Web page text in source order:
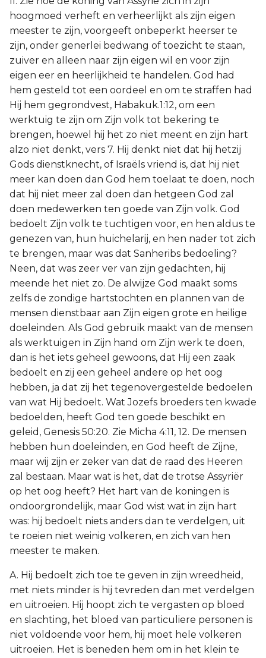
hoogmoed verheft en verheerlijkt als zijn eigen
meester te zijn, voorgeeft onbeperkt heerser te
zijn, onder generlei bedwang of toezicht te staan,
zuiver en alleen naar zijn eigen wil en voor zijn
eigen eer en heerlijkheid te handelen. God had
hem gesteld tot een oordeel en om te straffen had
Hij hem gegrondvest, Habakuk.1:12, om een
werktuig te zijn om Zijn volk tot bekering te
brengen, hoewel hij het zo niet meent en zijn hart
alzo niet denkt, vers 7. Hij denkt niet dat hij hetzij
Gods dienstknecht, of Israëls vriend is, dat hij niet
meer kan doen dan God hem toelaat te doen, noch
dat hij niet meer zal doen dan hetgeen God zal
doen medewerken ten goede van Zijn volk. God
bedoelt Zijn volk te tuchtigen voor, en hen aldus te
genezen van, hun huichelarij, en hen nader tot zich
te brengen, maar was dat Sanheribs bedoeling?
Neen, dat was zeer ver van zijn gedachten, hij
meende het niet zo. De alwijze God maakt soms
zelfs de zondige hartstochten en plannen van de
mensen dienstbaar aan Zijn eigen grote en heilige
doeleinden. Als God gebruik maakt van de mensen
als werktuigen in Zijn hand om Zijn werk te doen,
dan is het iets geheel gewoons, dat Hij een zaak
bedoelt en zij een geheel andere op het oog
hebben, ja dat zij het tegenovergestelde bedoelen
van wat Hij bedoelt. Wat Jozefs broeders ten kwade
bedoelden, heeft God ten goede beschikt en
geleid, Genesis 50:20. Zie Micha 4:11, 12. De mensen
hebben hun doeleinden, en God heeft de Zijne,
maar wij zijn er zeker van dat de raad des Heeren
zal bestaan. Maar wat is het, dat de trotse Assyriër
op het oog heeft? Het hart van de koningen is
ondoorgrondelijk, maar God wist wat in zijn hart
was: hij bedoelt niets anders dan te verdelgen, uit
te roeien niet weinig volkeren, en zich van hen
meester te maken.
A. Hij bedoelt zich toe te geven in zijn wreedheid,
met niets minder is hij tevreden dan met verdelgen
en uitroeien. Hij hoopt zich te vergasten op bloed
en slachting, het bloed van particuliere personen is
niet voldoende voor hem, hij moet hele volkeren
uitroeien. Het is beneden hem om in het klein te